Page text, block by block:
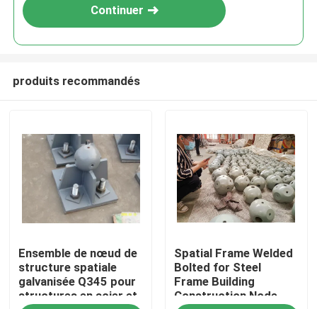
Maison
Produits
Au sujet de nous
Continuer
produits recommandés
Ensemble de nœud de
structure spatiale
galvanisée Q345 pour
structures en acier et
Spatial Frame Welded
Bolted for Steel
Frame Building
Construction Node